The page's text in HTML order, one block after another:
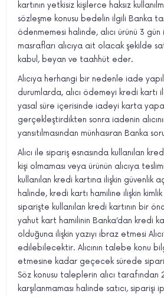
kartının yetkisiz kişilerce haksız
sözleşme konusu bedelin ilgili Banka
ödenmemesi halinde, alıcı ürünü 3
masrafları alıcıya ait olacak şekilde
kabul, beyan ve taahhüt eder.
Alıcıya herhangi bir nedenle iade
durumlarda, alıcı ödemeyi kredi kartı
yasal süre içerisinde iadeyi karta
gerçekleştirdikten sonra iadenin
yansıtılmasından münhasıran Banka
Alıcı ile sipariş esnasında kullanılan
kişi olmaması veya ürünün alıcıya
kullanılan kredi kartına ilişkin güvenlik
halinde, kredi kartı hamiline ilişkin
siparişte kullanılan kredi kartının bir
yahut kart hamilinin Banka’dan kredi
olduğuna ilişkin yazıyı ibraz etmesi
edilebilecektir. Alıcının talebe konu
etmesine kadar geçecek sürede
Söz konusu taleplerin alıcı tarafından
karşılanmaması halinde satıcı, siparişi